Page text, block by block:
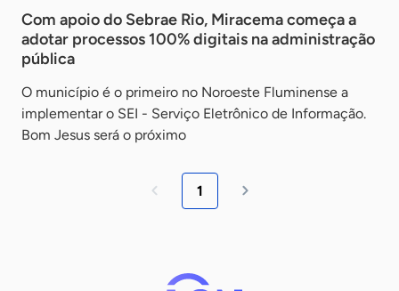
Com apoio do Sebrae Rio, Miracema começa a
adotar processos 100% digitais na administração
pública
O município é o primeiro no Noroeste Fluminense a
implementar o SEI - Serviço Eletrônico de Informação.
Bom Jesus será o próximo
1